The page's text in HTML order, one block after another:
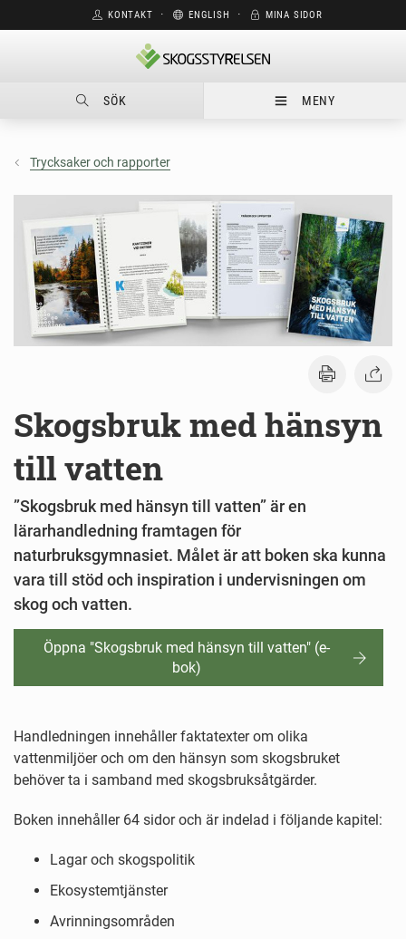
KONTAKT ⋅ ENGLISH ⋅ MINA SIDOR
SÖK MENY
Trycksaker och rapporter
Skogsbruk med hänsyn
till vatten
”Skogsbruk med hänsyn till vatten” är en
lärarhandledning framtagen för
naturbruksgymnasiet. Målet är att boken ska kunna
vara till stöd och inspiration i undervisningen om
skog och vatten.
Öppna "Skogsbruk med hänsyn till vatten" (e-
bok)
Handledningen innehåller faktatexter om olika
vattenmiljöer och om den hänsyn som skogsbruket
behöver ta i samband med skogsbruksåtgärder.
Boken innehåller 64 sidor och är indelad i följande kapitel:
Lagar och skogspolitik
Ekosystemtjänster
Avrinningsområden